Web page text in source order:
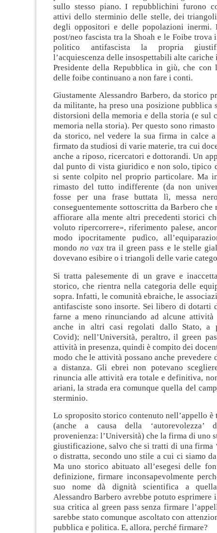
sullo stesso piano. I repubblichini furono
attivi dello sterminio delle stelle, dei
degli oppositori e delle popolazioni inermi.
post/neo fascista tra la Shoah e le Foibe trova
politico antifascista la propria
l’acquiescenza delle insospettabili alte
Presidente della Repubblica in giù, che con
delle foibe continuano a non fare i conti.
Giustamente Alessandro Barbero, da storico
da militante, ha preso una posizione pubblica
distorsioni della memoria e della storia (e sul
memoria nella storia). Per questo sono
da storico, nel vedere la sua firma in calce
firmato da studiosi di varie materie, tra cui
anche a riposo, ricercatori e dottorandi. Un
dal punto di vista giuridico e non solo, tipico
si sente colpito nel proprio particolare. Ma
rimasto del tutto indifferente (da non
fosse per una frase buttata lì, messa
conseguentemente sottoscritta da Barbero che
affiorare alla mente altri precedenti storici
voluto ripercorrere», riferimento palese,
modo ipocritamente pudìco,
mondono vax tra il green pass e le stelle
dovevano esibire o i triangoli delle varie
Si tratta palesemente di un grave e
storico, che rientra nella categoria delle
sopra. Infatti, le comunità ebraiche, le
antifasciste sono insorte. Sei libero di dotarti
farne a meno rinunciando ad alcune
anche in altri casi regolati dallo Stato, a
Covid); nell’Università, peraltro, il green
attività in presenza, quindi è compito dei
modo che le attività possano anche prevedere
a distanza. Gli ebrei non potevano
rinuncia alle attività era totale e definitiva,
ariani, la strada era comunque quella del
sterminio.
Lo sproposito storico contenuto nell’appello è
(anche a causa della
provenienza: l’Università) che la firma di uno
giustificazione, salvo che si tratti di una firma
o distratta, secondo uno stile a cui ci siamo
Ma uno storico abituato all’esegesi delle
definizione, firmare inconsapevolmente
suo nome dà dignità scientifica a quella
Alessandro Barbero avrebbe potuto esprimere
sua critica al green pass senza firmare
sarebbe stato comunque ascoltato con
pubblica e politica. E, allora, perché firmare?